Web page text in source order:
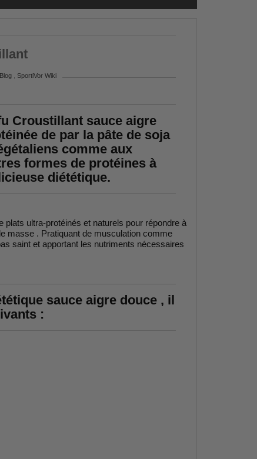
,SportiVor Wiki
Croustillant sauce aigre
de par la pâte de soja
comme aux
formes de protéines à
diététique.
ultra-protéinés et naturels pour répondre à
masse . Pratiquant de musculation comme
saint et apportant les nutriments nécessaires
sauce aigre douce , il
: